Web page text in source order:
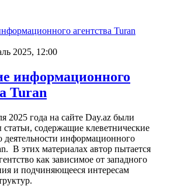
2025, 12:00
информационного
Turan
2025 года на сайте Day.az были
содержащие клеветнические
деятельности информационного
В этих материалах автор пытается
как зависимое от западного
и подчиняющееся интересам